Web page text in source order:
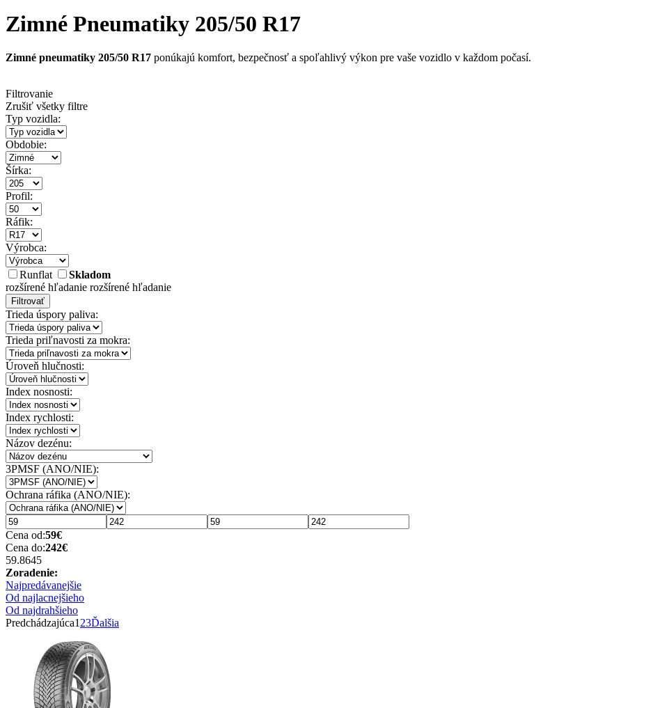
Zimné Pneumatiky 205/50 R17
Zimné pneumatiky 205/50 R17 ponúkajú komfort, bezpečnosť a spoľahlivý výkon pre vaše vozidlo v každom počasí.
Filtrovanie
Zrušiť všetky filtre
Typ vozidla:
Obdobie:
Šírka:
Profil:
Ráfik:
Výrobca:
Runflat
Skladom
rozšírené hľadanie rozšírené hľadanie
Filtrovať
Trieda úspory paliva:
Trieda priľnavosti za mokra:
Úroveň hlučnosti:
Index nosnosti:
Index rychlosti:
Názov dezénu:
3PMSF (ANO/NIE):
Ochrana ráfika (ANO/NIE):
Cena od:59€
Cena do:242€
59.8645
Zoradenie:
Najpredávanejšie
Od najlacnejšieho
Od najdrahšieho
Predchádzajúca1 23Ďalšia